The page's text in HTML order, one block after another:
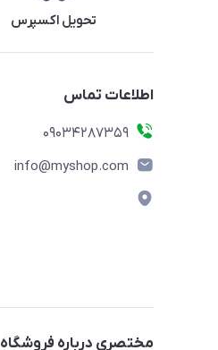
تحویل اکسپرس
اطلاعات تماس
09034287359
info@myshop.com
مختصری درباره فروشگاه